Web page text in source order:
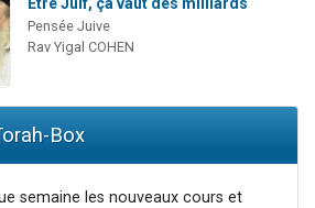
Pensée Juive
Rav Yigal COHEN
Box
semaine les nouveaux cours et